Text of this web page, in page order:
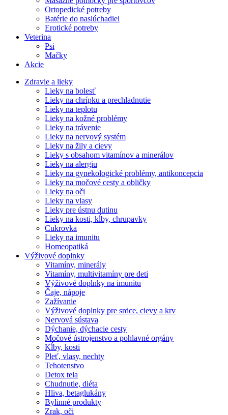
Ortopedické potreby
Batérie do naslúchadiel
Erotické potreby
Veterina
Psi
Mačky
Akcie
Zdravie a lieky
Lieky na bolesť
Lieky na chrípku a prechladnutie
Lieky na teplotu
Lieky na kožné problémy
Lieky na trávenie
Lieky na nervový systém
Lieky na žily a cievy
Lieky s obsahom vitamínov a minerálov
Lieky na alergiu
Lieky na gynekologické problémy, antikoncepcia
Lieky na močové cesty a obličky
Lieky na oči
Lieky na vlasy
Lieky pre ústnu dutinu
Lieky na kosti, kĺby, chrupavky
Cukrovka
Lieky na imunitu
Homeopatiká
Výživové doplnky
Vitamíny, minerály
Vitamíny, multivitamíny pre deti
Výživové doplnky na imunitu
Čaje, nápoje
Zažívanie
Výživové doplnky pre srdce, cievy a krv
Nervová sústava
Dýchanie, dýchacie cesty
Močové ústrojenstvo a pohlavné orgány
Kĺby, kosti
Pleť, vlasy, nechty
Tehotenstvo
Detox tela
Chudnutie, diéta
Hliva, betaglukány
Bylinné produkty
Zrak, oči